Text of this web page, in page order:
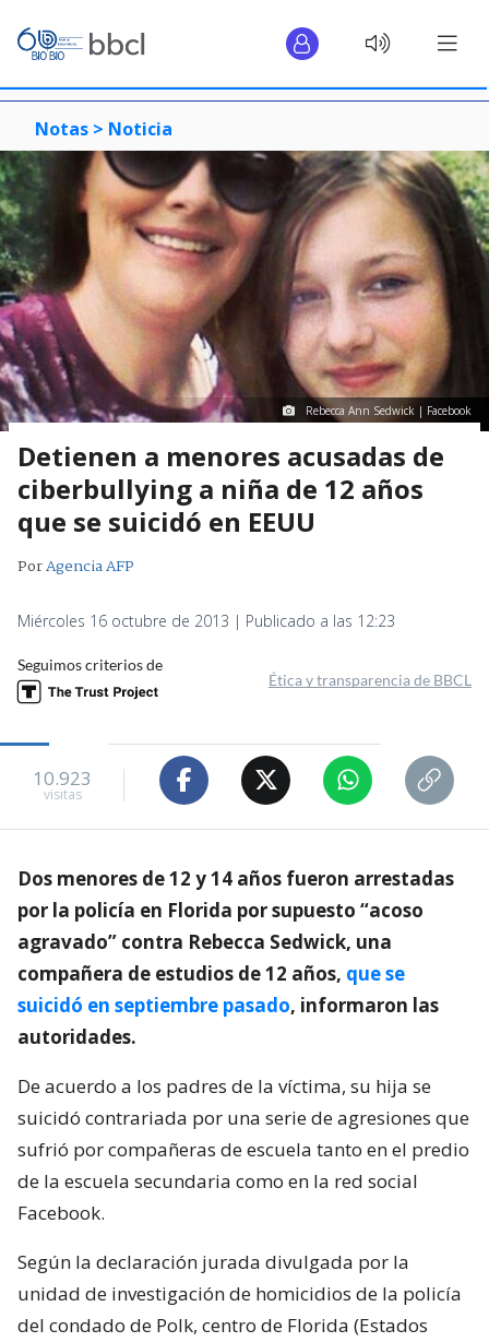
Notas > Noticia
Rebecca Ann Sedwick | Facebook
Detienen a menores acusadas de
ciberbullying a niña de 12 años
que se suicidó en EEUU
PorAgencia AFP
Miércoles 16 octubre de 2013 | Publicado a las 12:23
Seguimos criterios de
Ética y transparencia de BBCL
10.923
visitas
Dos menores de 12 y 14 años fueron arrestadas
por la policía en Florida por supuesto “acoso
agravado” contra Rebecca Sedwick, una
compañera de estudios de 12 años, que se
suicidó en septiembre pasado, informaron las
autoridades.
De acuerdo a los padres de la víctima, su hija se
suicidó contrariada por una serie de agresiones que
sufrió por compañeras de escuela tanto en el predio
de la escuela secundaria como en la red social
Facebook.
Según la declaración jurada divulgada por la
unidad de investigación de homicidios de la policía
del condado de Polk, centro de Florida (Estados